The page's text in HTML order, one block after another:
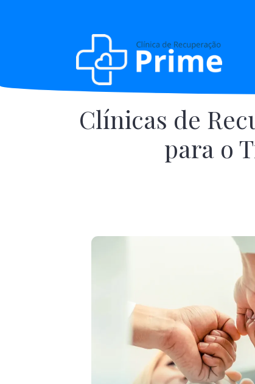
Clínicas de
para o